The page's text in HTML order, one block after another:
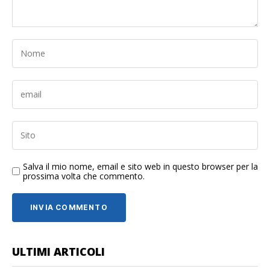
Salva il mio nome, email e sito web in questo browser per la
prossima volta che commento.
ULTIMI ARTICOLI